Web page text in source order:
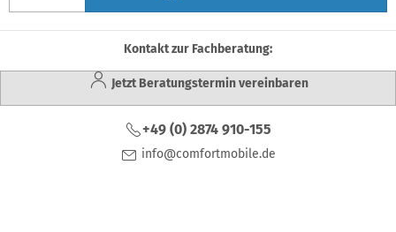
Kontakt zur Fachberatung:
Jetzt Beratungstermin vereinbaren
+49 (0) 2874 910-155
info@comfortmobile.de